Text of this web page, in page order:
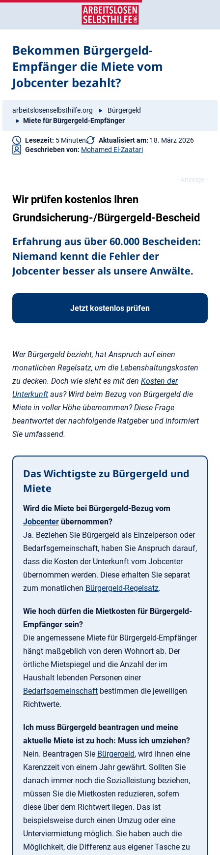
Zum
Zur
Bekommen Bürgergeld-
Empfänger die Miete vom
Jobcenter bezahlt?
arbeitslosenselbsthilfe.org
Bürgergeld
Miete für Bürgergeld-Empfänger
Lesezeit: 5 Minuten Aktualisiert am: 18. März 2026
Geschrieben von: Mohamed El-Zaatari
Wir prüfen kostenlos Ihren
Grundsicherung-/Bürgergeld-Bescheid
Erfahrung aus über 60.000 Bescheiden:
Niemand kennt die Fehler der
Jobcenter besser als unsere Anwälte.
Jetzt kostenlos prüfen
Wer Bürgergeld bezieht, hat Anspruch auf einen
monatlichen Regelsatz, um die Lebenshaltungskosten
zu decken. Doch wie sieht es mit den Kosten der
Unterkunft aus? Wird beim Bezug von Bürgergeld die
Miete in voller Höhe übernommen? Diese Frage
beantwortet der nachfolgende Ratgeber und informiert
Sie umfassend.
Das Wichtigste zu Bürgergeld und
Miete
Wird die Miete bei Bürgergeld-Bezug vom
Jobcenter übernommen?
Ja. Beziehen Sie Bürgergeld als Einzelperson oder
Bedarfsgemeinschaft, haben Sie Anspruch darauf,
dass die Kosten der Unterkunft vom Jobcenter
übernommen werden. Diese erhalten Sie separat
zum monatlichen Bürgergeld-Regelsatz.
Wie hoch dürfen die Mietkosten für Bürgergeld-
Empfänger sein?
Die angemessene Miete für Bürgergeld-Empfänger
hängt maßgeblich von deren Wohnort ab. Der
örtliche Mietspiegel und die Anzahl der im
Haushalt lebenden Personen einer
Bedarfsgemeinschaft bestimmen die jeweiligen
Richtwerte.
Ich muss Bürgergeld beantragen und meine
aktuelle Miete ist zu hoch: Muss ich umziehen?
Nein. Beantragen Sie Bürgergeld, wird Ihnen eine
Karenzzeit von einem Jahr gewährt. Sollten Sie
danach immer noch die Sozialleistung beziehen,
müssen Sie die Mietkosten reduzieren, sofern
diese über dem Richtwert liegen. Das ist
beispielsweise durch einen Umzug oder eine
Unterviermietung möglich. Sie haben auch die
Möglichkeit, die Differenz aus eigener Tasche zu